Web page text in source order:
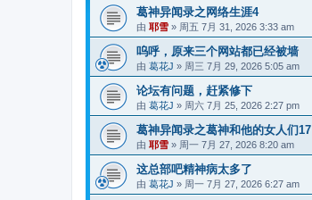
葛神异闻录之网络生涯4
由 耶雪 » 周五 7月 31, 2026 3:33 am
呜呼，原来三个网站都已经被墙
由 葛花J » 周三 7月 29, 2026 5:05 am
论坛有问题，赶紧修下
由 葛花J » 周六 7月 25, 2026 2:27 pm
葛神异闻录之葛神和他的女人们17
由 耶雪 » 周一 7月 27, 2026 8:20 am
这总部吧精神病太多了
由 葛花J » 周一 7月 27, 2026 6:27 am